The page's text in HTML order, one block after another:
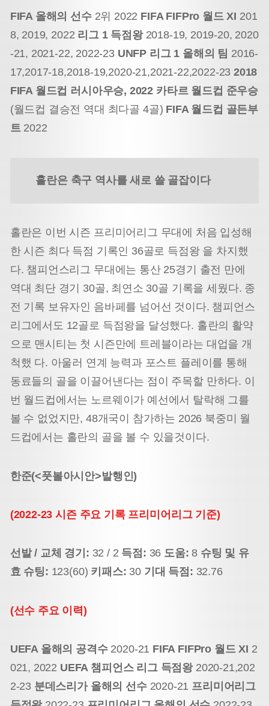
FIFA 올해의 선수2위 2022 FIFA FIFPro 월드 XI 201
8, 2019, 2022 리그 1 득점왕2018-19, 2019-20, 2020
-21, 2021-22, 2022-23 UNFP 리그 1 올해의 팀 2016-
17,2017-18,2018-19,2020-21,2021-22,2022-232018
FIFA 월드컵 러시아우승, 2022 카타르 월드컵 준우승
(월드컵 결승전 역대 최다골 4골) FIFA 월드컵 골든부
트2022
홀란은 축구 역사를 새로 쓸 골잡이다
홀란은 이번 시즌 프리미어리그 무대에 처음 입성해
한 시즌 최다 득점 기록인 36골로 득점왕 을 차지했
다. 챔피언스리그 무대에는 통산 25경기 출전 만에
역대 최단 경기 30골, 최연소 30골 기록을 세웠다. 종
전 기록 보유자인 음바페를 넘어선 것이다. 챔피언스
리그에서도 12골로 득점왕을 달성했다. 홀란의 활약
으로 맨시티는 첫 시즌만에 트레블이라는 대업을 개
척했 다. 아울러 연계 능력과 포스트 플레이를 통해
동료들의 골을 이끌어낸다는 점이 주목할 만하다. 이
번 월드컵에서는 노르웨이가 예선에서 탈락해 그를
볼 수 없었지만, 48개국이 참가하는 2026 북중미 월
드컵에서는 홀란의 골을 볼 수 있을것이다.
한준(<풋볼아시안>발행인)
(2022-23 시즌 주요 기록 프리미어리그 기준)
선발 / 교체 경기: 32 / 2 득점: 36 도움: 8 슈팅 및 유
효 슈팅: 123(60) 키패스: 30 기대 득점: 32.76
(선수 주요 이력)
UEFA 올해의 공격수2020-21 FIFA FIFPro 월드 XI 2
021, 2022 UEFA 챔피언스 리그 득점왕 2020-21,202
2-23 분데스리가 올해의 선수2020-21 프리미어리그